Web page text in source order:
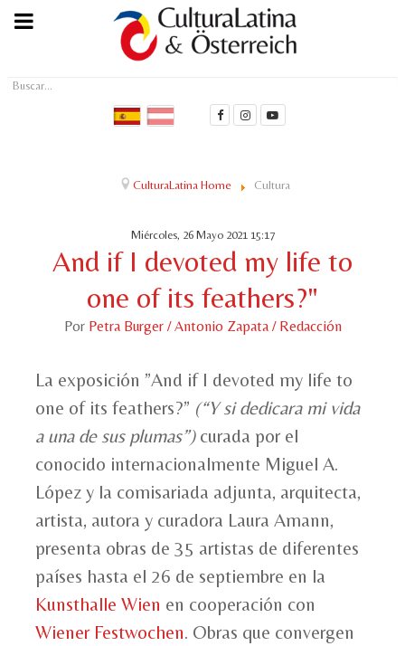
Buscar...
CulturaLatina Home Cultura
Miércoles, 26 Mayo 2021 15:17
And if I devoted my life to
one of its feathers?"
Por Petra Burger / Antonio Zapata / Redacción
La exposición ”And if I devoted my life to
one of its feathers?” (“Y si dedicara mi vida
a una de sus plumas”)curada por el
conocido internacionalmente Miguel A.
López y la comisariada adjunta, arquitecta,
artista, autora y curadora Laura Amann,
presenta obras de 35 artistas de diferentes
países hasta el 26 de septiembre en la
Kunsthalle Wien en cooperación con
Wiener Festwochen. Obras que convergen